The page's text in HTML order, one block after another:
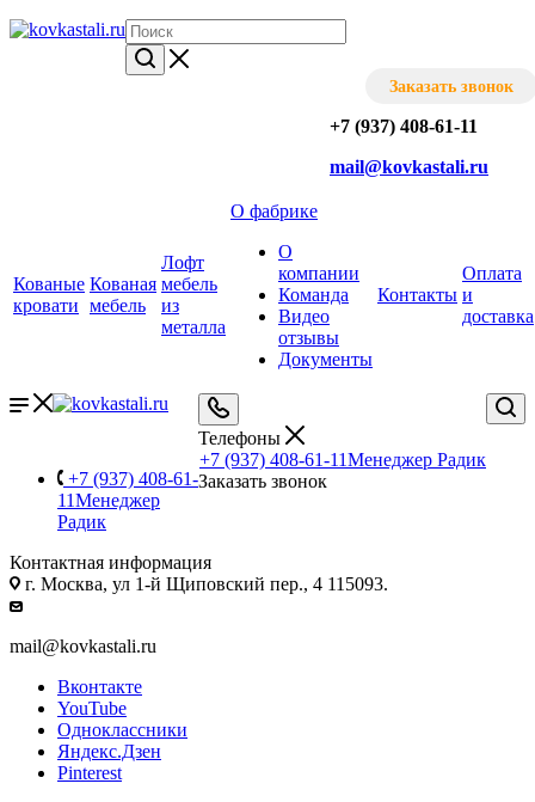
Заказать звонок
+7 (937) 408-61-11
mail@kovkastali.ru
Кованые
кровати
Кованая
мебель
Лофт
мебель
из
металла
О фабрике
О
компании
Команда
Видео
отзывы
Документы
Контакты
Оплата
и
доставка
Телефоны
+7 (937) 408-61-11Менеджер Радик
Заказать звонок
+7 (937) 408-61-
11Менеджер
Радик
Контактная информация
г. Москва, ул 1-й Щиповский пер., 4 115093.
mail@kovkastali.ru
Вконтакте
YouTube
Одноклассники
Яндекс.Дзен
Pinterest